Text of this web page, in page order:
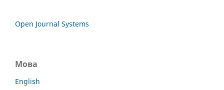
Open Journal Systems
Мова
English